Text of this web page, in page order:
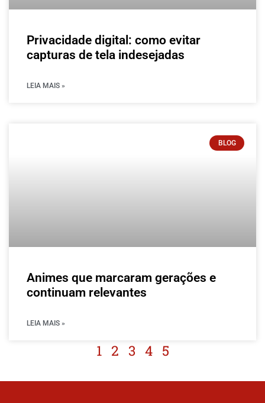
Privacidade digital: como evitar
capturas de tela indesejadas
LEIA MAIS »
BLOG
Animes que marcaram gerações e
continuam relevantes
LEIA MAIS »
1 2 3 4 5